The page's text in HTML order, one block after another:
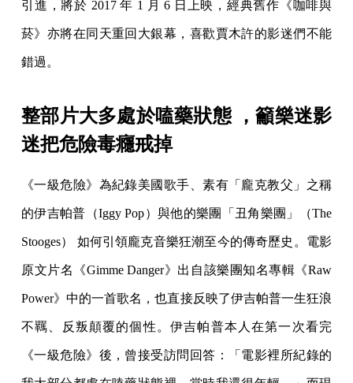
引進，將於 2017 年 1 月 6 日上映，經典舊作《咖啡與
菸》亦將在同天重回大銀幕，喜歡賈木許的影迷們不能
錯過。
整部片大多處於嗑藥狀態 ，籲樂迷影
迷把危險毒癮戒掉
《一級危險》為紀錄美國歌手、素有「龐克教父」之稱
的伊吉帕普（Iggy Pop）與他的樂團「丑角樂團」（The
Stooges） 如何引領龐克音樂狂潮至今的傳奇歷史。電影
原文片名《Gimme Danger》出自該樂團知名專輯《Raw
Power》中的一首歌名，也直接反映了伊吉帕普一生狂浪
不羈、反叛顛覆的個性。伊吉帕普本人在第一次看完
《一級危險》後，曾接受訪問回答：「電影裡所紀錄的